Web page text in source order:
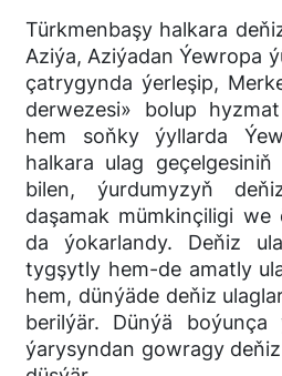
Türkmenbaşy halkara
Aziýa, Aziýadan Ýewropa
çatrygynda ýerleşip,
derwezesi» bolup
hem soňky ýyllarda
halkara ulag geçelgesiniň
bilen, ýurdumyzyň
daşamak mümkinçiligi
da ýokarlandy. Deňiz
tygşytly hem-de amatly
hem, dünýäde deňiz
berilýär. Dünýä boýunça
ýarysyndan gowragy